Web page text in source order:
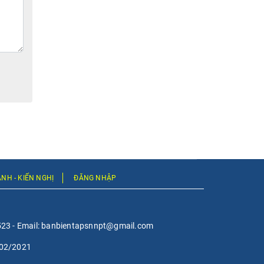
- KIẾN NGHỊ ĐĂNG NHẬP
- Email: banbientapsnnpt@gmail.com
2021